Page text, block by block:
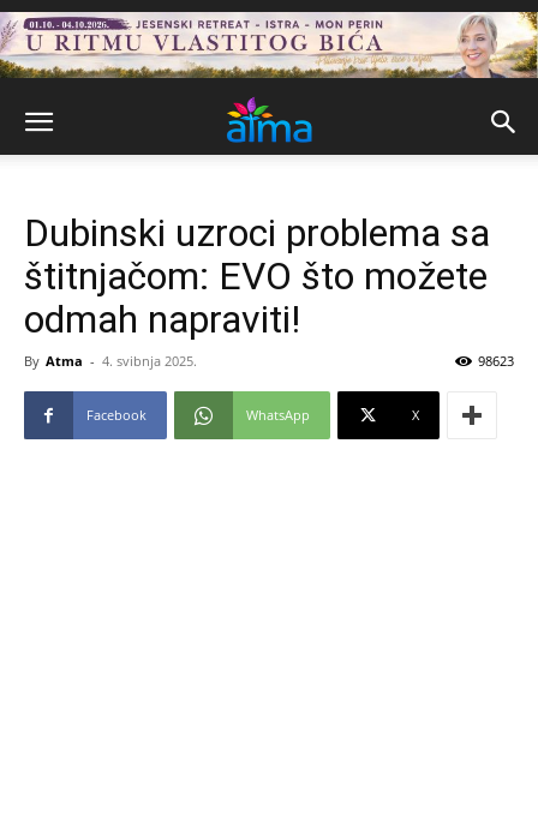
Dubinski uzroci problema sa
štitnjačom: EVO što možete
odmah napraviti!
By Atma - 4. svibnja 2025. 98623
Facebook WhatsApp X